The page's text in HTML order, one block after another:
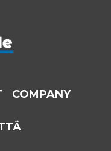
COMPANY